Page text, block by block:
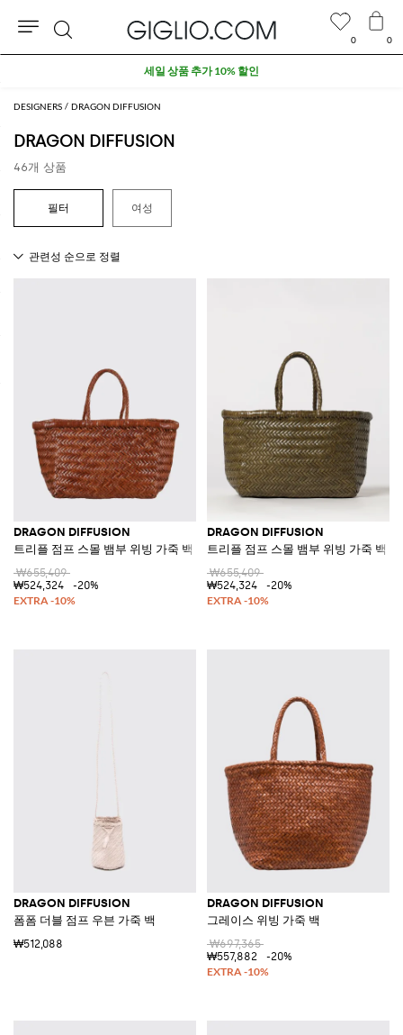
DESIGNERS DRAGON DIFFUSION
DRAGON DIFFUSION
46개 상품
여성
DRAGON DIFFUSION
트리플 점프 스몰 뱀부 위빙 가죽 백
₩655,409
₩524,324
-20%
DRAGON DIFFUSION
트리플 점프 스몰 뱀부 위빙 가죽 백
₩655,409
₩524,324
-20%
DRAGON DIFFUSION
폼폼 더블 점프 우븐 가죽 백
₩512,088
DRAGON DIFFUSION
그레이스 위빙 가죽 백
₩697,365
₩557,882
-20%
0 0
검
세일 상품 추가 10% 할인